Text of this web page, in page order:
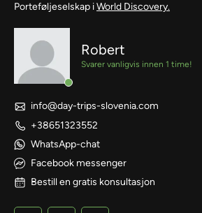
Porteføljeselskap iWorld Discovery.
Robert
Svarer vanligvis innen 1 time!
info@day-trips-slovenia.com
+38651323552
WhatsApp-chat
Facebook messenger
Bestill en gratis konsultasjon